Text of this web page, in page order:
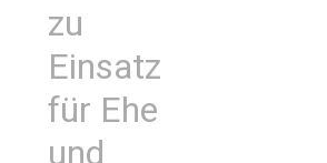
zu
Einsatz
für Ehe
und